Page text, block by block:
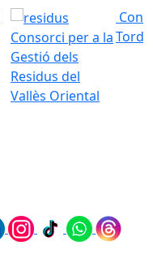
Consorci per a la
Gestió dels
Residus del
Vallès Oriental